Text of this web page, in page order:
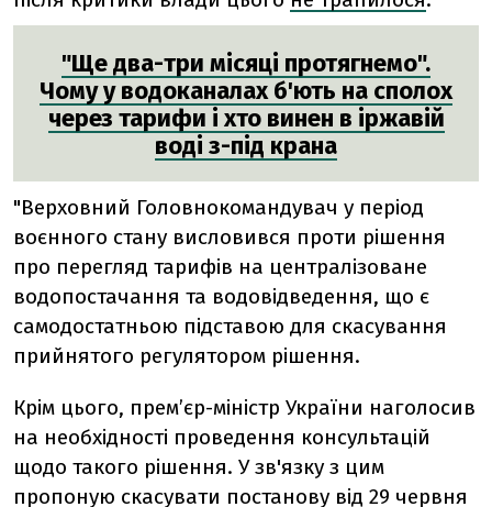
"Ще два-три місяці протягнемо".
Чому у водоканалах б'ють на сполох
через тарифи і хто винен в іржавій
воді з-під крана
"Верховний Головнокомандувач у період
воєнного стану висловився проти рішення
про перегляд тарифів на централізоване
водопостачання та водовідведення, що є
самодостатньою підставою для скасування
прийнятого регулятором рішення.
Крім цього, прем’єр-міністр України наголосив
на необхідності проведення консультацій
щодо такого рішення. У зв'язку з цим
пропоную скасувати постанову від 29 червня